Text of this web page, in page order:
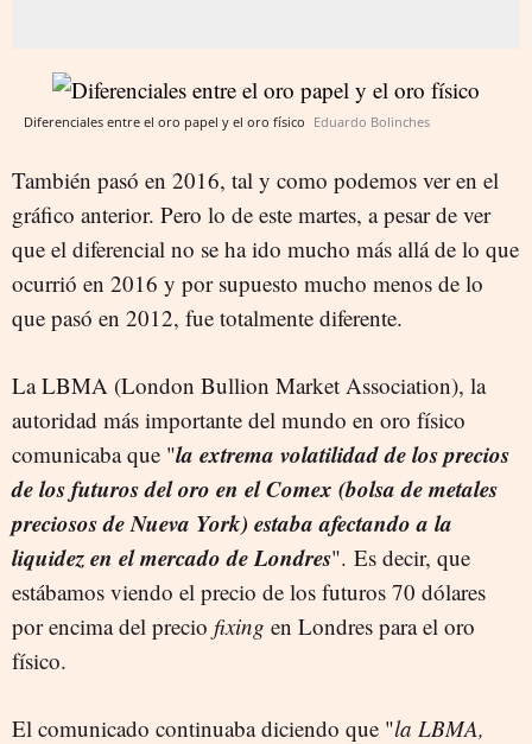
Diferenciales entre el oro papel y el oro físico Eduardo Bolinches
También pasó en 2016, tal y como podemos ver en el
gráfico anterior. Pero lo de este martes, a pesar de ver
que el diferencial no se ha ido mucho más allá de lo que
ocurrió en 2016 y por supuesto mucho menos de lo
que pasó en 2012, fue totalmente diferente.
La LBMA (London Bullion Market Association), la
autoridad más importante del mundo en oro físico
comunicaba que "la extrema volatilidad de los precios
de los futuros del oro en el Comex (bolsa de metales
preciosos de Nueva York) estaba afectando a la
liquidez en el mercado de Londres". Es decir, que
estábamos viendo el precio de los futuros 70 dólares
por encima del precio fixing en Londres para el oro
físico.
El comunicado continuaba diciendo que "la LBMA,